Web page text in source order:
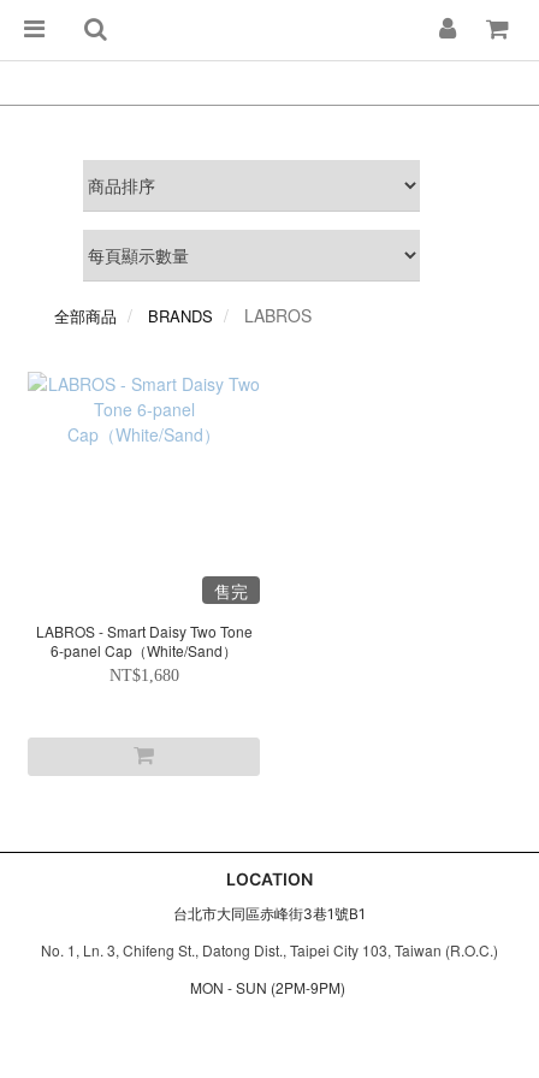
全部商品 BRANDS LABROS
售完
LABROS - Smart Daisy Two Tone
6-panel Cap（White/Sand）
NT$1,680
LOCATION
台北市大同區赤峰街3巷1號B1
No. 1, Ln. 3, Chifeng St., Datong Dist., Taipei City 103, Taiwan (R.O.C.)
MON - SUN (2PM-9PM)